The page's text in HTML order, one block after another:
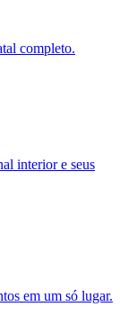
completo.
interior e seus
em um só lugar.